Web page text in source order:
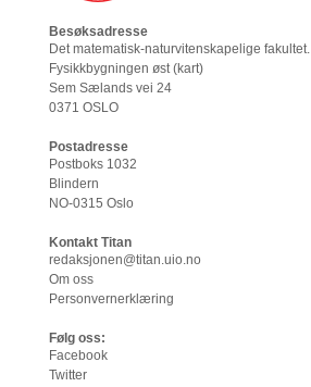
Besøksadresse
Det matematisk-naturvitenskapelige fakultet.
Fysikkbygningen øst (kart)
Sem Sælands vei 24
0371 OSLO
Postadresse
Postboks 1032
Blindern
NO-0315 Oslo
Kontakt Titan
redaksjonen@titan.uio.no
Om oss
Personvernerklæring
Følg oss:
Facebook
Twitter